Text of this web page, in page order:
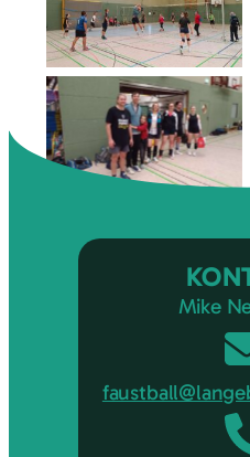
Die Sieger 2025
Mike